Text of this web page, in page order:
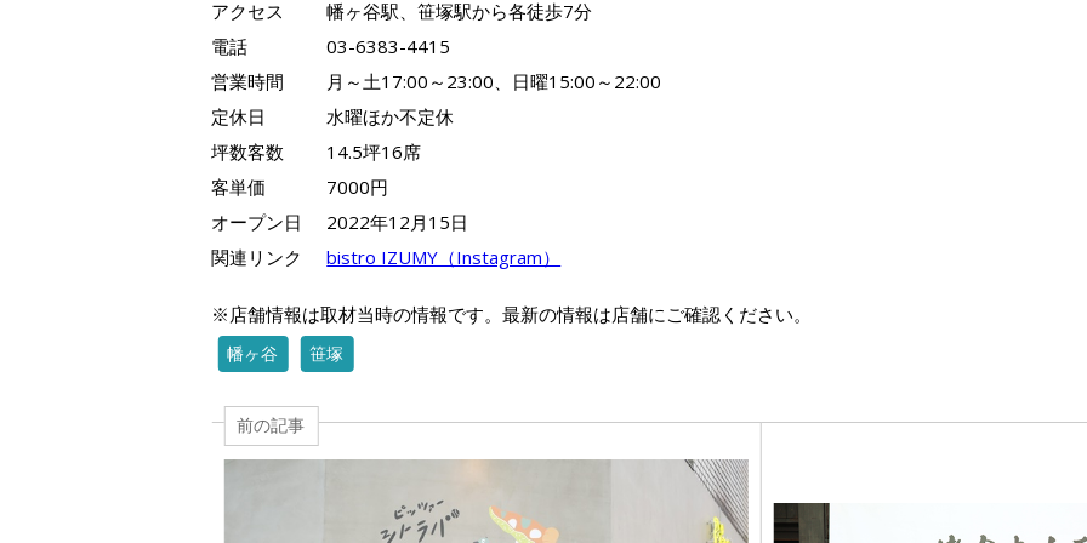
アクセス
幡ヶ谷駅、笹塚駅から各徒歩7分
電話
03-6383-4415
営業時間
月～土17:00～23:00、日曜15:00～22:00
定休日
水曜ほか不定休
坪数客数
14.5坪16席
客単価
7000円
オープン日
2022年12月15日
関連リンク
bistro IZUMY（Instagram）
※店舗情報は取材当時の情報です。最新の情報は店舗にご確認ください。
幡ヶ谷 笹塚
前の記事